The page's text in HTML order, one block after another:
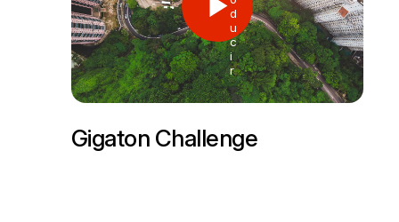
d
u
c
i
r
Gigaton Challenge